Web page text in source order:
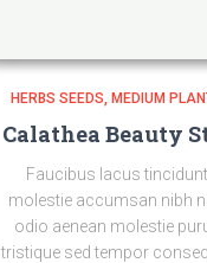
HERBS SEEDS MEDIUM
Calathea Beauty
Faucibus lacus tincidunt
molestie accumsan nibh
odio aenean molestie
tristique sed tempor